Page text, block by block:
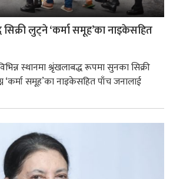
लुट्ने ‘कर्मा समूह’का नाइकेसहित
स्थानमा श्रृंखलाबद्ध रूपमा सुनका सिक्री
समूह’का नाइकेसहित पाँच जनालाई